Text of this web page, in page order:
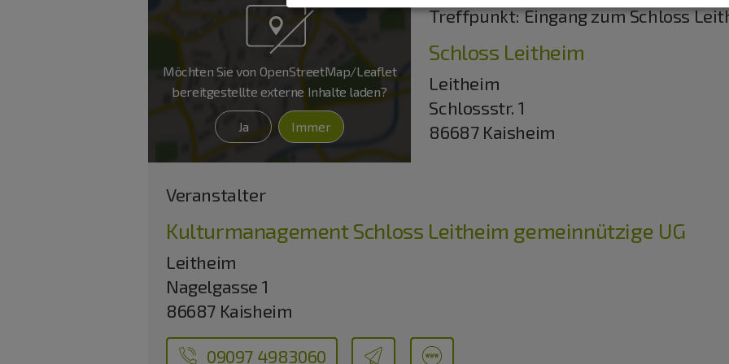
Möchten Sie von OpenStreetMap/Leaflet
bereitgestellte externe Inhalte laden?
Ja Immer
Treffpunkt: Eingang zum Schloss
Schloss Leitheim
Leitheim
Schlossstr. 1
86687 Kaisheim
Veranstalter
Kulturmanagement Schloss Leitheim gemeinnützige UG
Leitheim
Nagelgasse 1
86687 Kaisheim
09097 4983060